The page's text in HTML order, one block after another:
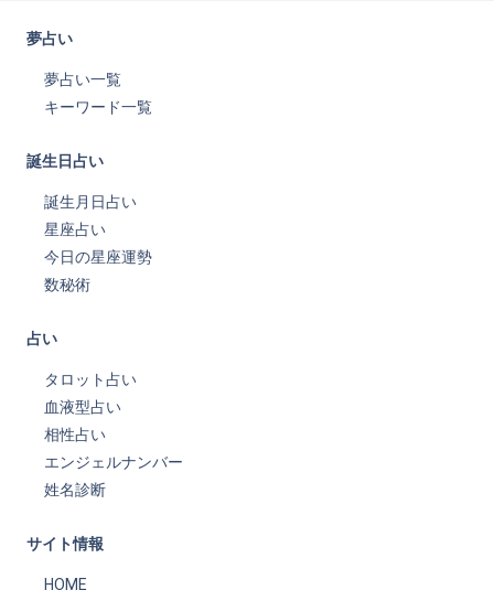
夢占い
夢占い一覧
キーワード一覧
誕生日占い
誕生月日占い
星座占い
今日の星座運勢
数秘術
占い
タロット占い
血液型占い
相性占い
エンジェルナンバー
姓名診断
サイト情報
HOME